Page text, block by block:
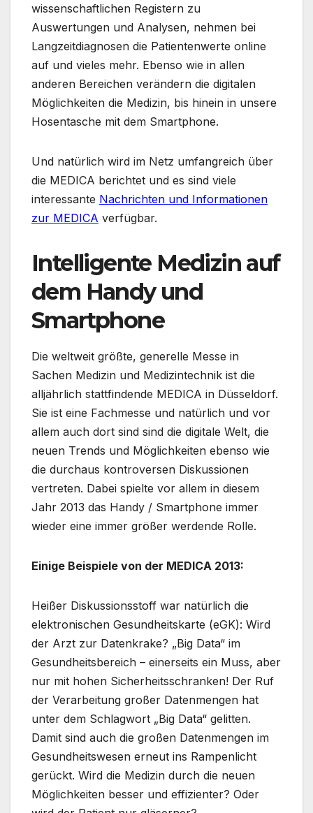
wissenschaftlichen Registern zu
Auswertungen und Analysen, nehmen bei
Langzeitdiagnosen die Patientenwerte online
auf und vieles mehr. Ebenso wie in allen
anderen Bereichen verändern die digitalen
Möglichkeiten die Medizin, bis hinein in unsere
Hosentasche mit dem Smartphone.
Und natürlich wird im Netz umfangreich über
die MEDICA berichtet und es sind viele
interessante Nachrichten und Informationen
zur MEDICA verfügbar.
Intelligente Medizin auf
dem Handy und
Smartphone
Die weltweit größte, generelle Messe in
Sachen Medizin und Medizintechnik ist die
alljährlich stattfindende MEDICA in Düsseldorf.
Sie ist eine Fachmesse und natürlich und vor
allem auch dort sind sind die digitale Welt, die
neuen Trends und Möglichkeiten ebenso wie
die durchaus kontroversen Diskussionen
vertreten. Dabei spielte vor allem in diesem
Jahr 2013 das Handy / Smartphone immer
wieder eine immer größer werdende Rolle.
Einige Beispiele von der MEDICA 2013:
Heißer Diskussionsstoff war natürlich die
elektronischen Gesundheitskarte (eGK): Wird
der Arzt zur Datenkrake? „Big Data“ im
Gesundheitsbereich – einerseits ein Muss, aber
nur mit hohen Sicherheitsschranken! Der Ruf
der Verarbeitung großer Datenmengen hat
unter dem Schlagwort „Big Data“ gelitten.
Damit sind auch die großen Datenmengen im
Gesundheitswesen erneut ins Rampenlicht
gerückt. Wird die Medizin durch die neuen
Möglichkeiten besser und effizienter? Oder